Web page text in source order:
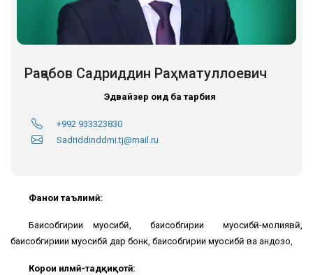
Раҷабов Садриддин Раҳматуллоевич
Эдвайзер оид ба тарбия
+992 933323830
Sadriddinddmi.tj@mail.ru
Фанҳои таълимӣ:
Баҳисобгирии муҳосибӣ, баҳисобгирии муҳосибӣ-молиявӣ,
баҳисобгириии муҳосибӣ дар бонкҳ, баҳисобгирии муҳосибӣ ва андозҳо,
Корҳои илмӣ-тадқиқотӣ: